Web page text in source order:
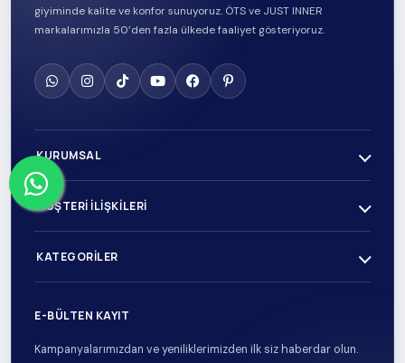
giyiminde kalite ve konfor sunuyoruz. ÖTS ve JUST INNER
markalarımızla 50’den fazla ülkede faaliyet gösteriyoruz.
KURUMSAL
MÜŞTERI İLIŞKILERI
KATEGORILER
E-BÜLTEN KAYIT
Kampanyalarımızdan ve yeniliklerimizden ilk siz haberdar olun.